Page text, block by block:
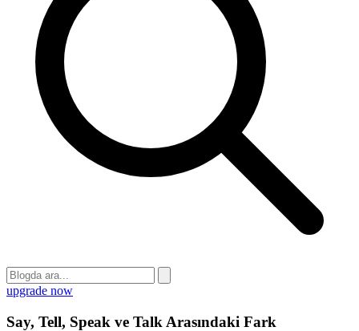
upgrade now
Say, Tell, Speak ve Talk Arasındaki Fark